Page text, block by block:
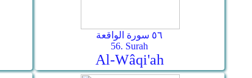
٥٦ سورة الواقعة
56. Surah
Al-Wâqi'ah